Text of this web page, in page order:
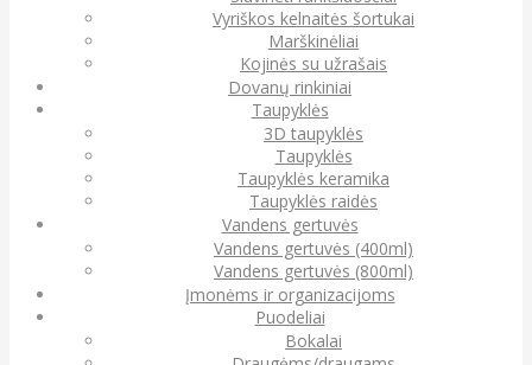
Vyriškos kelnaitės šortukai
Marškinėliai
Kojinės su užrašais
Dovanų rinkiniai
Taupyklės
3D taupyklės
Taupyklės
Taupyklės keramika
Taupyklės raidės
Vandens gertuvės
Vandens gertuvės (400ml)
Vandens gertuvės (800ml)
Įmonėms ir organizacijoms
Puodeliai
Bokalai